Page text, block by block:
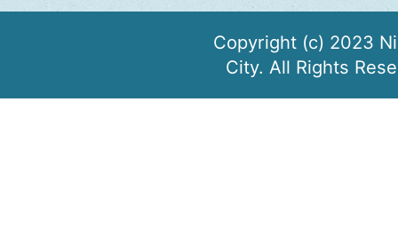
Copyright (c) 2023
City. All Rights